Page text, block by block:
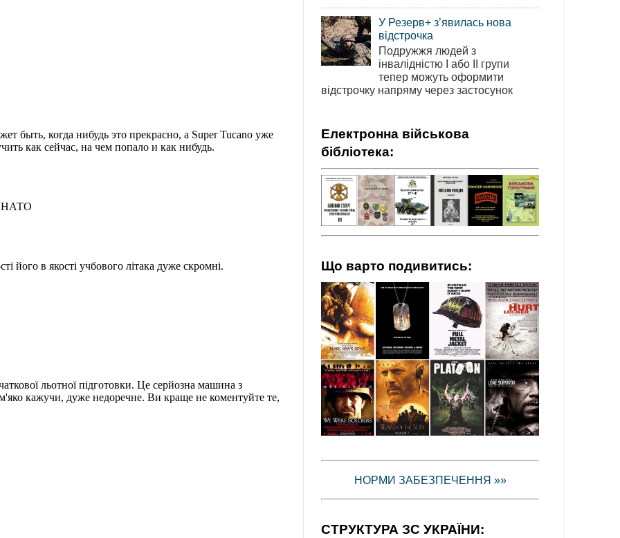
У Резерв+ з’явилась нова
відстрочка
Подружжя людей з
інвалідністю І або ІІ групи
тепер можуть оформити
відстрочку напряму через застосунок
Електронна військова
бібліотека:
Що варто подивитись:
НОРМИ ЗАБЕЗПЕЧЕННЯ »»
СТРУКТУРА ЗС УКРАЇНИ: